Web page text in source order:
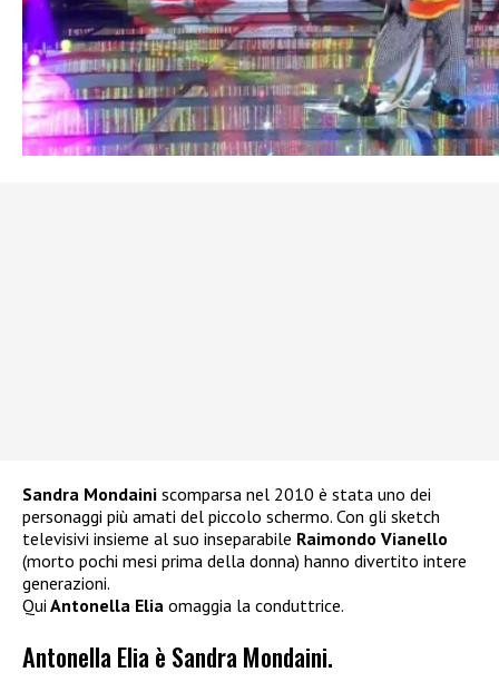
Sandra Mondaini scomparsa nel 2010 è stata uno dei
personaggi più amati del piccolo schermo. Con gli sketch
televisivi insieme al suo inseparabile Raimondo Vianello
(morto pochi mesi prima della donna) hanno divertito intere
generazioni.
Qui Antonella Elia omaggia la conduttrice.
Antonella Elia è Sandra Mondaini.